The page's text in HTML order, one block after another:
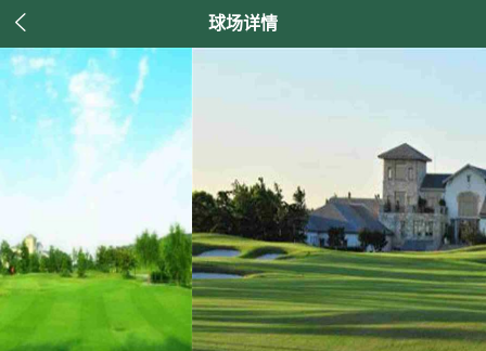
 球场详情